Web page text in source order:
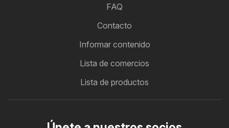
FAQ
Contacto
Informar contenido
Lista de comercios
Lista de productos